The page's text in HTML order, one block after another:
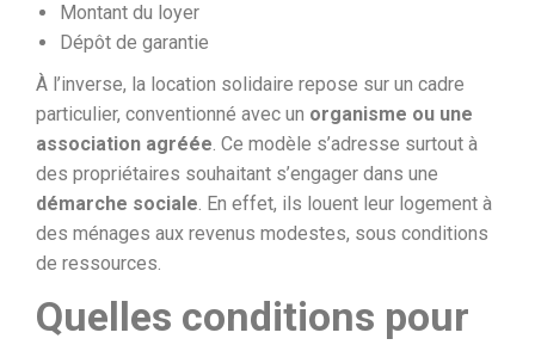
Montant du loyer
Dépôt de garantie
À l’inverse, la location solidaire repose sur un cadre
particulier, conventionné avec un organisme ou une
association agréée. Ce modèle s’adresse surtout à
des propriétaires souhaitant s’engager dans une
démarche sociale. En effet, ils louent leur logement à
des ménages aux revenus modestes, sous conditions
de ressources.
Quelles conditions pour